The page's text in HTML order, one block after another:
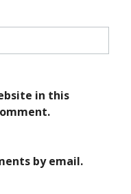
in this
by email.